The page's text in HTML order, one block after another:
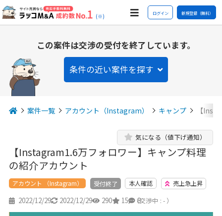
(※) ログイン 新規登録（無料）
この案件は交渉の受付を終了しています。
条件の近い案件を探す
案件一覧 アカウント（Instagram） キャンプ 【
【Instagram1.6万フォロワー】キャンプ料理
の紹介アカウント
気になる（値下げ通知）
アカウント （Instagram） 受付終了 本人確認 売上急上昇
2022/12/29 2022/12/29 290 15 8
（交渉中 : - ）